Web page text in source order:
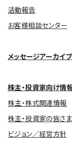
活動報告
お客様相談センター
メッセージアーカイ
株主・投資家向け情
株主・株式関連情報
株主・投資家の皆さ
ビジョン／経営方針